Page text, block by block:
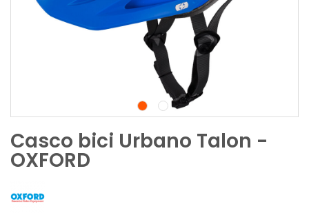
Casco bici Urbano Talon -
OXFORD